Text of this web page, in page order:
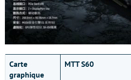
Carte
graphique
MTT S60